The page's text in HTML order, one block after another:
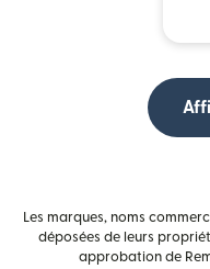
Les marques, noms
déposées de leurs
approbation de